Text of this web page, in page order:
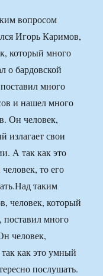
вопросом
Игорь Каримов,
который много
о бардовской
много
и нашел много
Он человек,
излагает свои
А так как это
то его
Над таким
человек, который
поставил много
человек,
как это умный
послушать.